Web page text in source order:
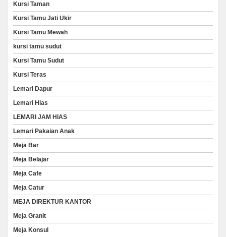
Kursi Taman
Kursi Tamu Jati Ukir
Kursi Tamu Mewah
kursi tamu sudut
Kursi Tamu Sudut
Kursi Teras
Lemari Dapur
Lemari Hias
LEMARI JAM HIAS
Lemari Pakaian Anak
Meja Bar
Meja Belajar
Meja Cafe
Meja Catur
MEJA DIREKTUR KANTOR
Meja Granit
Meja Konsul